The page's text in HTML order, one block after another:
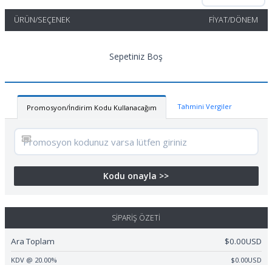
ÜRÜN/SEÇENEK FIYAT/DÖNEM
Sepetiniz Boş
Promosyon/İndirim Kodu Kullanacağım Tahmini Vergiler
Kodu onayla >>
SIPARIŞ ÖZETI
Ara Toplam $0.00USD
KDV @ 20.00%
$0.00USD